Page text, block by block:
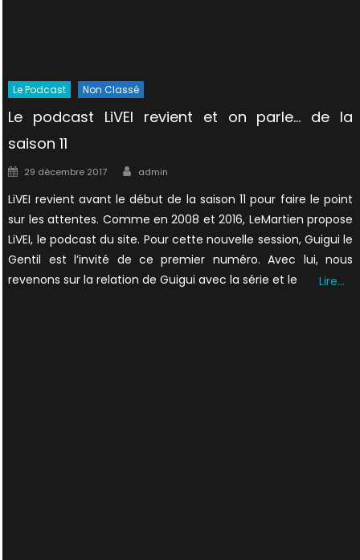
Le Podcast Non Classé
Le podcast LiVEI revient et on parle… de la
saison 11
Posted
29 décembre 2017 Author
admin
LiVEI revient avant le début de la saison 11 pour faire le point
sur les attentes. Comme en 2008 et 2016, LeMartien propose
LiVEI, le podcast du site. Pour cette nouvelle session, Guigui le
Gentil est l’invité de ce premier numéro. Avec lui, nous
revenons sur la relation de Guigui avec la série et le
Lire…